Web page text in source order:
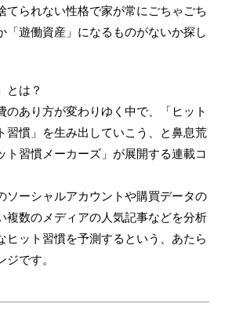
られない性格で家が常にごちゃごち
「遊働資産」になるものがないか探し
とは？
のあり方が変わりゆく中で、「ヒット
習慣」を生み出していこう、と鼻息荒
ト習慣メーカーズ」が展開する連載コ
ソーシャルアカウントや購買データの
複数のメディアの人気記事などを分析
ヒット習慣を予測するという、あたら
です。